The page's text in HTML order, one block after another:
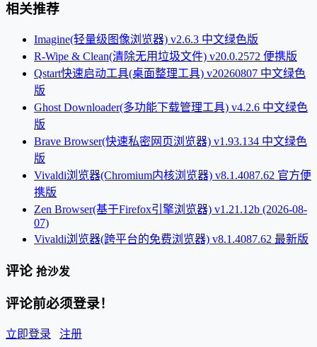
相关推荐
Imagine(轻量级图像浏览器) v2.6.3 中文绿色版
R-Wipe & Clean(清除无用垃圾文件) v20.0.2572 便携版
Qstart快速启动工具(桌面整理工具) v20260807 中文绿色
版
Ghost Downloader(多功能下载管理工具) v4.2.6 中文绿色
版
Brave Browser(快速私密网页浏览器) v1.93.134 中文绿色
版
Vivaldi浏览器(Chromium内核浏览器) v8.1.4087.62 官方便
携版
Zen Browser(基于Firefox引擎浏览器) v1.21.12b (2026-08-
07)
Vivaldi浏览器(跨平台的免费浏览器) v8.1.4087.62 最新版
评论 抢沙发
评论前必须登录！
立即登录 注册